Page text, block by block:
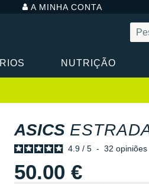
A MINHA CONTA
NUTRIÇÃO
ASICS
4.9 / 5 - 32 opiniões
50.00 €